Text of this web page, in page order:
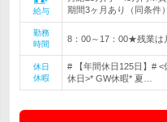
給与
期間3ヶ月あり（同条件
勤務
時間
8：00～17：00★残業は
休日
休暇
# 【年間休日125日】#
休日>* GW休暇* 夏…